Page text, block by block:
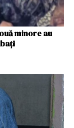
minore au